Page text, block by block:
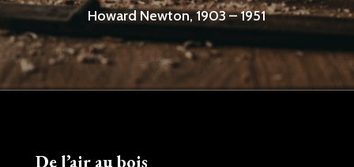
Howard Newton, 1903 – 1951
De l’air au bois